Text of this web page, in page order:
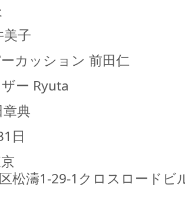
美子
カッション 前田仁
ー Ryuta
典
日
松濤1-29-1クロスロードビ